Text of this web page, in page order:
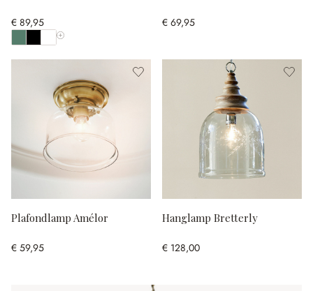
€ 89,95
Toon alle kleuren
€ 69,95
Plafondlamp Amélor
€ 59,95
Hanglamp Bretterly
€ 128,00